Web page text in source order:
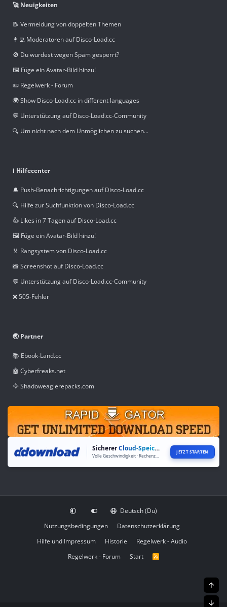
🚀 Neuigkeiten
📝 Vermeidung von doppelten Themen
👨‍💻 Moderatoren auf Disco-Load.cc
🚫 Du wurdest wegen Spam gesperrt?
🖼️ Füge ein Avatar-Bild hinzu!
📜 Regelwerk - Forum
🌍 Show Disco-Load.cc in different languages
💬 Unterstützung auf Disco-Load.cc-Community
🔍 Um nicht nach dem Unmöglichen zu suchen...
ℹ️ Hilfecenter
🔔 Push-Benachrichtigungen auf Disco-Load.cc
🔍 Hilfe zur Suchfunktion von Disco-Load.cc
👍 Likes in 7 Tagen auf Disco-Load.cc
🖼️ Füge ein Avatar-Bild hinzu!
🏅 Rangsystem von Disco-Load.cc
📸 Screenshot auf Disco-Load.cc
💬 Unterstützung auf Disco-Load.cc-Community
❌ 505-Fehler
🌏 Partner
📚 Ebook-Land.cc
🤖 Cyberfreaks.net
🦅 Shadoweaglerepacks.com
SichererCloud-Speicher JETZT STARTEN
Deutsch (Du)
Nutzungsbedingungen
Datenschutzerklärung
Hilfe und Impressum
Historie
Regelwerk - Audio
Regelwerk - Forum
Start
R
S